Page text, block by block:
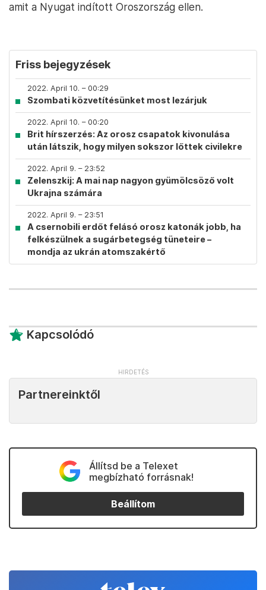
amit a Nyugat indított Oroszország ellen.
Friss bejegyzések
2022. April 10. – 00:29
Szombati közvetítésünket most lezárjuk
2022. April 10. – 00:20
Brit hírszerzés: Az orosz csapatok kivonulása
után látszik, hogy milyen sokszor lőttek civilekre
2022. April 9. – 23:52
Zelenszkij: A mai nap nagyon gyümölcsöző volt
Ukrajna számára
2022. April 9. – 23:51
A csernobili erdőt felásó orosz katonák jobb, ha
felkészülnek a sugárbetegség tüneteire –
mondja az ukrán atomszakértő
Kapcsolódó
Partnereinktől
Állítsd be a Telexet
megbízható forrásnak!
Beállítom